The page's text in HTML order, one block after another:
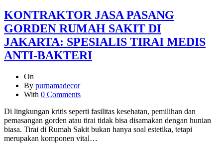
KONTRAKTOR JASA PASANG
GORDEN RUMAH SAKIT DI
JAKARTA: SPESIALIS TIRAI MEDIS
ANTI-BAKTERI
On
By purnamadecor
With 0 Comments
Di lingkungan kritis seperti fasilitas kesehatan, pemilihan dan
pemasangan gorden atau tirai tidak bisa disamakan dengan hunian
biasa. Tirai di Rumah Sakit bukan hanya soal estetika, tetapi
merupakan komponen vital…